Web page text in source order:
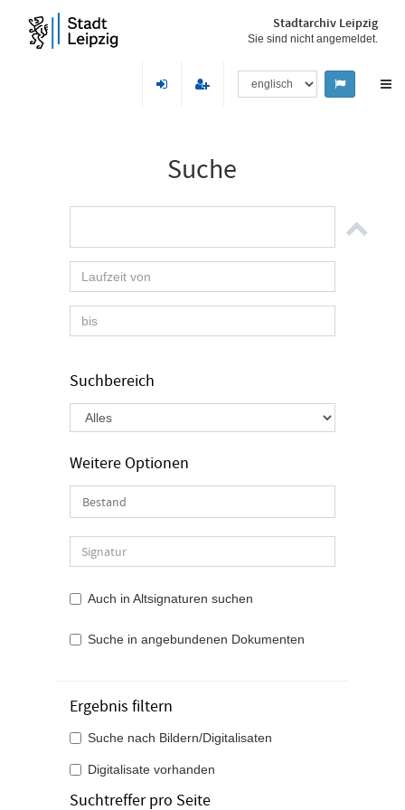
Stadtarchiv Leipzig
Sie sind nicht angemeldet.
Suche
Suchbereich
Weitere Optionen
Auch in Altsignaturen suchen
Suche in angebundenen Dokumenten
Ergebnis filtern
Suche nach Bildern/Digitalisaten
Digitalisate vorhanden
Suchtreffer pro Seite